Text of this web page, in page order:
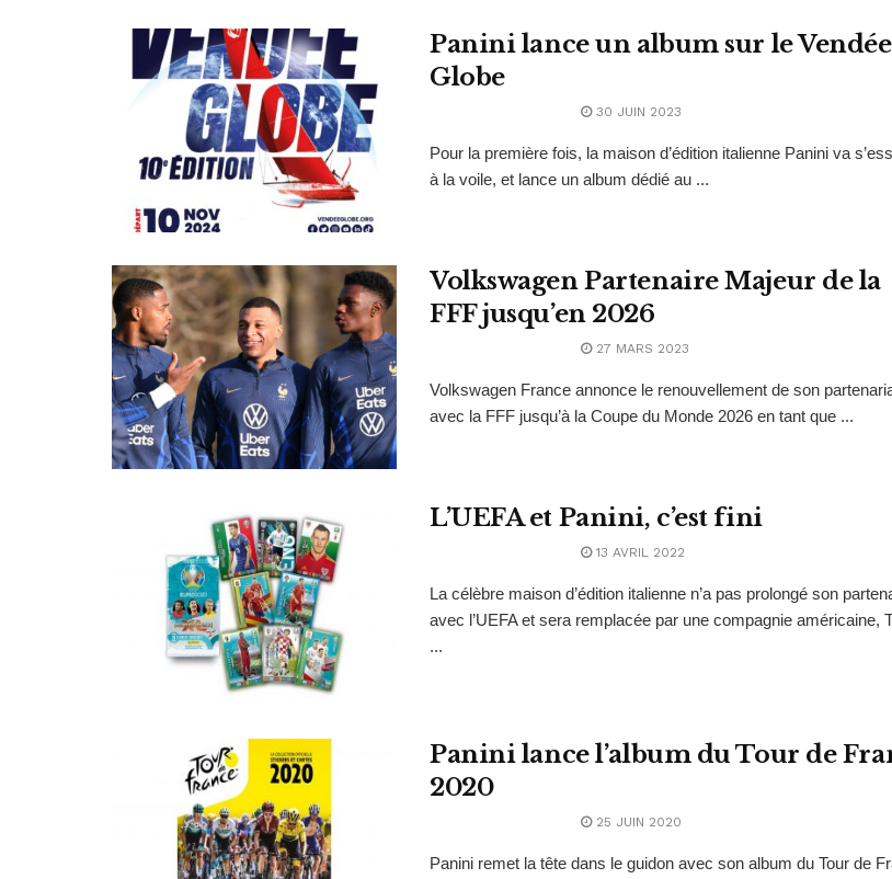
Panini lance un album sur le Vendée
Globe
30 JUIN 2023
Pour la première fois, la maison d’édition italienne Panini va
à la voile, et lance un album dédié au ...
Volkswagen Partenaire Majeur de la
FFF jusqu’en 2026
27 MARS 2023
Volkswagen France annonce le renouvellement de son
avec la FFF jusqu’à la Coupe du Monde 2026 en tant que ...
L’UEFA et Panini, c’est fini
13 AVRIL 2022
La célèbre maison d’édition italienne n’a pas prolongé son
avec l’UEFA et sera remplacée par une compagnie américaine,
...
Panini lance l’album du Tour de
2020
25 JUIN 2020
Panini remet la tête dans le guidon avec son album du Tour de